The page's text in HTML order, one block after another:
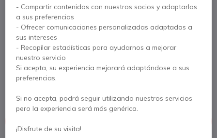
Micro-auricular
Dynascan F-15 tubo
transparente
Ref. del producto: DYNMATF15 // Ref. fabricante: MATF15
Micro-auricular con tubo transparente para
Saltar al comienzo de la galería de imágenes
- Compartir contenidos con nuestros socios y adaptarlos
a sus preferencias
- Ofrecer comunicaciones personalizadas adaptadas a
sus intereses
- Recopilar estadísticas para ayudarnos a mejorar
nuestro servicio
Si acepta, su experiencia mejorará adaptándose a sus
preferencias.
Si no acepta, podrá seguir utilizando nuestros servicios
pero la experiencia será más genérica.
¡Disfrute de su visita!